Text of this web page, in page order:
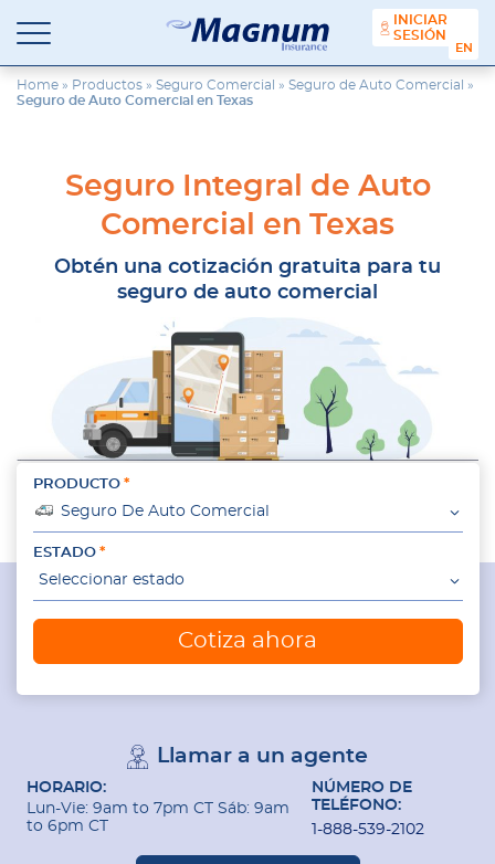
contenido
Seguros
Magnum
Agencia
de
Seguros
Suburbios
INICIAR
SESIÓN
Home » Productos » Seguro Comercial » Seguro de Auto Comercial »
Seguro de Auto Comercial en Texas
Seguro Integral de Auto
Comercial en Texas
Obtén una cotización gratuita para tu
seguro de auto comercial
PRODUCTO
Seguro De Auto Comercial
ESTADO
Seleccionar estado
Cotiza ahora
Llamar a un agente
HORARIO:
Lun-Vie: 9am to 7pm CT Sáb: 9am
to 6pm CT
NÚMERO DE
TELÉFONO:
1-888-539-2102